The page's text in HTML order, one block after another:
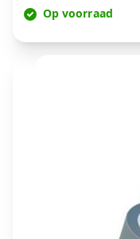
Op voorraad